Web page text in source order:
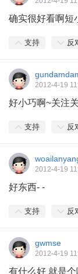
确实很好看啊短
支持 反
2012-4-19
好小巧啊~关注
支持 反
2012-4-19
好东西- -
支持 反
gwmse
2012-4-19
有什么好 就是